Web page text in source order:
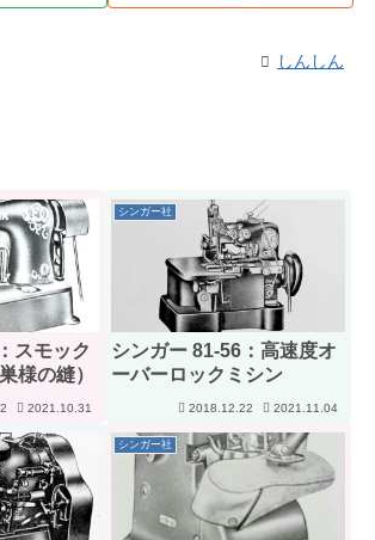
しんしん
スモック
様の縫）
2021.10.31
シンガー社
シンガー 81-56：高速度オ
ーバーロックミシン
2018.12.22 2021.11.04
シンガー社